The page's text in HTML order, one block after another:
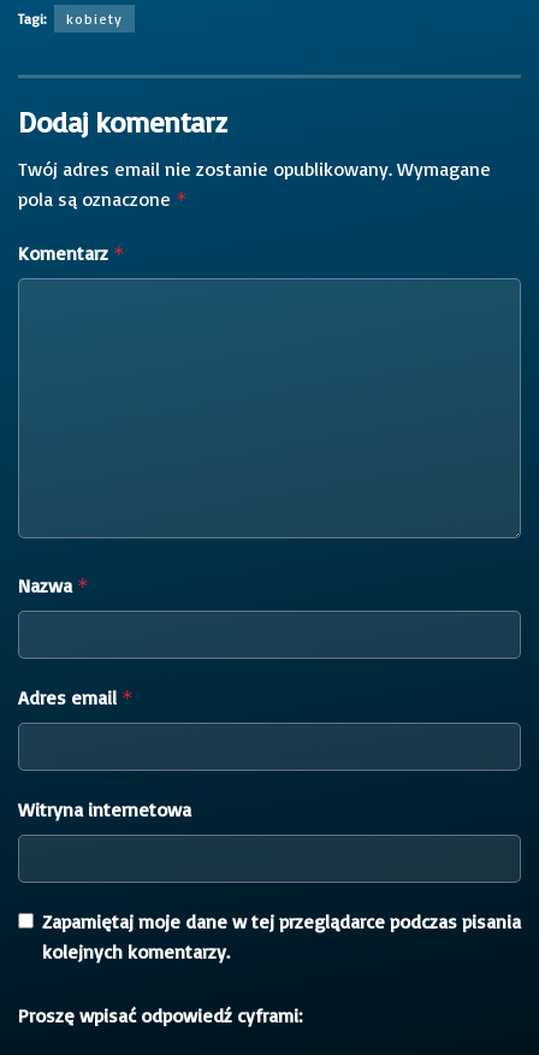
Tagi: kobiety
Dodaj komentarz
Twój adres email nie zostanie opublikowany. Wymagane
pola są oznaczone *
Komentarz *
Nazwa *
Adres email *
Witryna internetowa
Zapamiętaj moje dane w tej przeglądarce podczas pisania
kolejnych komentarzy.
Proszę wpisać odpowiedź cyframi: